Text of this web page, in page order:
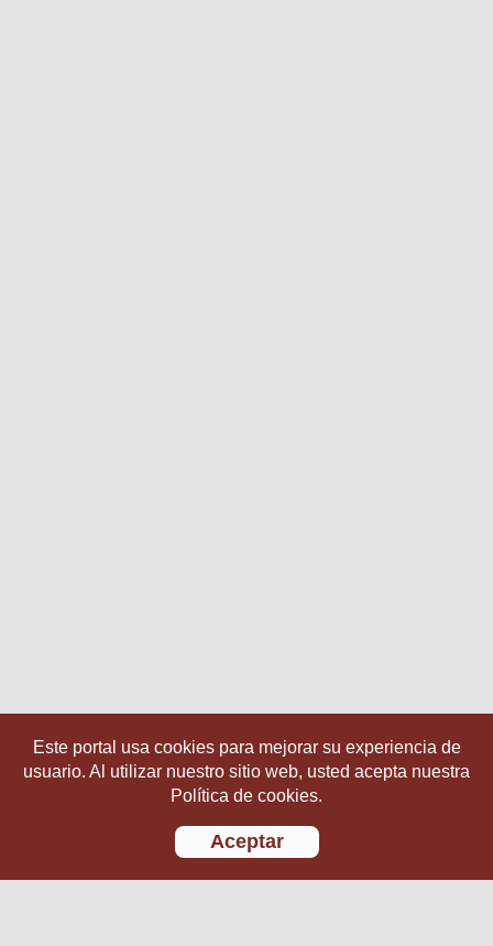
Este portal usa cookies para mejorar su experiencia de
usuario. Al utilizar nuestro sitio web, usted acepta nuestra
Política de cookies.
Aceptar